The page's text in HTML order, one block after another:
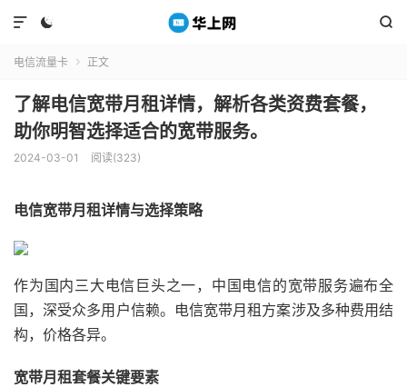
 

电信流量卡  正文
了解电信宽带月租详情，解析各类资费套餐，
助你明智选择适合的宽带服务。
2024-03-01 阅读(323)
电信宽带月租详情与选择策略
作为国内三大电信巨头之一，中国电信的宽带服务遍布全
国，深受众多用户信赖。电信宽带月租方案涉及多种费用结
构，价格各异。
宽带月租套餐关键要素